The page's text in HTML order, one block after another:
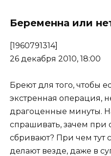
Беременна или
[1960791314]
26 декабря 2010, 18:00
Бреют для того, чтобы
экстренная операция,
драгоценные минуты.
спрашивать, зачем при
сбривают? При чем тут
делают везде, даже в